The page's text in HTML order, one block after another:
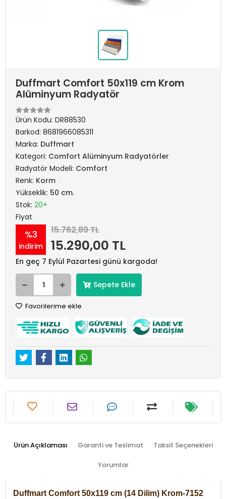
Duffmart Comfort 50x119 cm Krom
Alüminyum Radyatör
Ürün Kodu: DR88530
Barkod: 8681966085311
Marka: Duffmart
Kategori: Comfort Alüminyum Radyatörler
Radyatör Modeli: Comfort
Renk: Korm
Yükseklik: 50 cm.
Stok: 20+
Fiyat
%3
indirim
15.762,89 TL
15.290,00 TL
En geç 7 Eylül Pazartesi günü kargoda!
Sepete Ekle
Favorilerime ekle
Ürün Açıklaması Garanti ve Teslimat Taksit Seçenekleri
Yorumlar
Duffmart Comfort 50x119 cm (14 Dilim) Krom-7152